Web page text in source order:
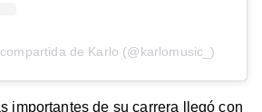
de Karlo (@karlomusic_)
importantes de su carrera llegó con